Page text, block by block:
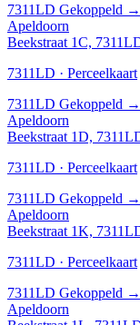
7311LD Gekoppeld →
Apeldoorn
Beekstraat 1C,
7311LD · Perceelkaart
7311LD Gekoppeld →
Apeldoorn
Beekstraat 1D,
7311LD · Perceelkaart
7311LD Gekoppeld →
Apeldoorn
Beekstraat 1K,
7311LD · Perceelkaart
7311LD Gekoppeld →
Apeldoorn